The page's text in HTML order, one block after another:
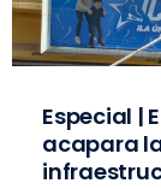
Especial |
acapara